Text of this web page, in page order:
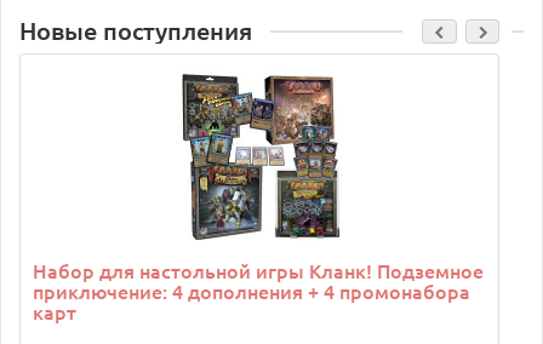
Новые поступления
Набор для настольной игры Кланк! Подземное
приключение: 4 дополнения + 4 промонабора
карт